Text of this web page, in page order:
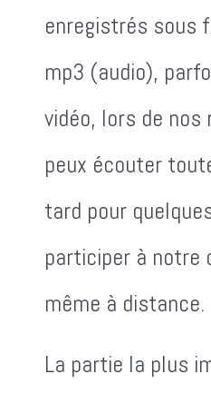
enregistrés sous
mp3 (audio),
vidéo, lors de nos
peux écouter
tard pour
participer à notre
même à distance.
La partie la plus